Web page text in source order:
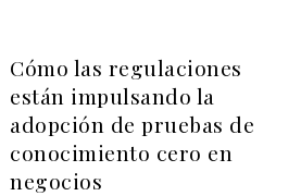
Cómo las regulaciones
están impulsando la
adopción de pruebas de
conocimiento cero en
negocios